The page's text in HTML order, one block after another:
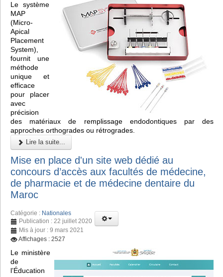
Le système
MAP
(Micro-
Apical
Placement
System),
fournit une
méthode
unique et
efficace
pour placer
avec
précision
des matériaux de remplissage endodontiques par des
approches orthogrades ou rétrogrades.
Lire la suite...
Mise en place d'un site web dédié au
concours d’accès aux facultés de médecine,
de pharmacie et de médecine dentaire du
Maroc
Catégorie : Nationales
Publication : 22 juillet 2020
Mis à jour : 9 mars 2021
Affichages : 2527
Le ministère
de
l’Éducation